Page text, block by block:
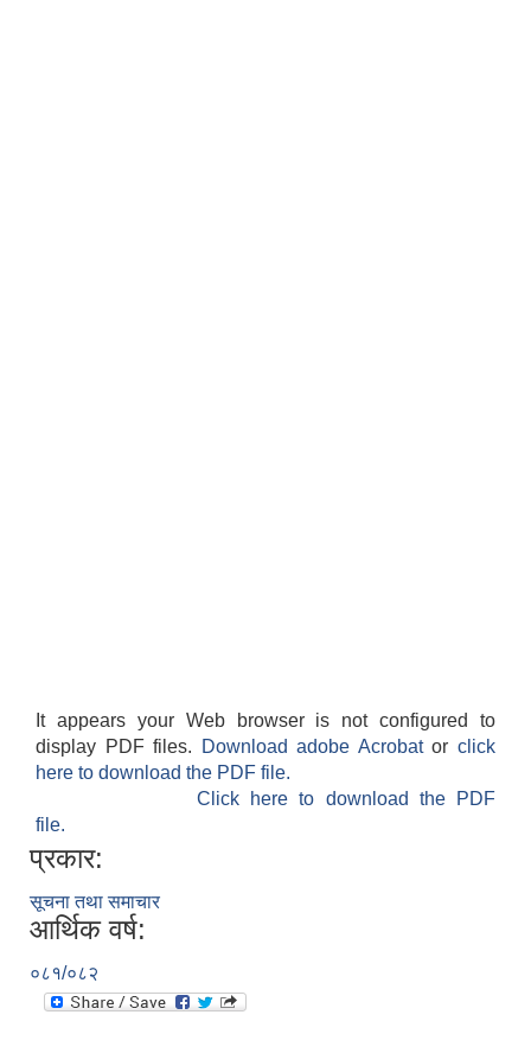
It appears your Web browser is not configured to
display PDF files.
Download adobe Acrobatorclick
here to download the PDF file.
Click here to download the PDF
file.
प्रकार:
सूचना तथा समाचार
आर्थिक वर्ष:
०८१/०८२